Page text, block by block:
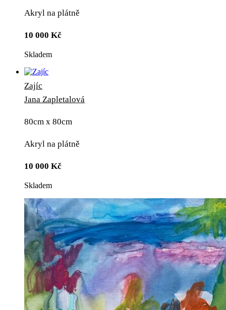
Akryl na plátně
10 000 Kč
Skladem
Zajíc
Jana Zapletalová
80cm x 80cm
Akryl na plátně
10 000 Kč
Skladem